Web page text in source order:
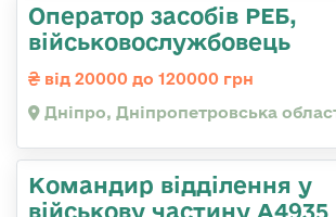
Оператор засобів РЕБ,
військовослужбовець
від 20000 до 120000 грн
Дніпро, Дніпропетровська
Командир відділення у
військову частину А4935